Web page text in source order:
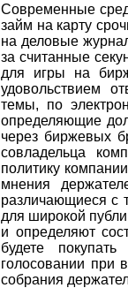
Современные
займ на карту
на деловые
за считанные
для игры на
удовольствием
темы, по
определяющие
через биржевых
совладельца
политику
мнения
различающиеся с
для широкой
и определяют
будете
голосовании при
собрания